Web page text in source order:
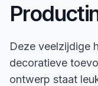
Deze veelzijdige
decoratieve
ontwerp staat